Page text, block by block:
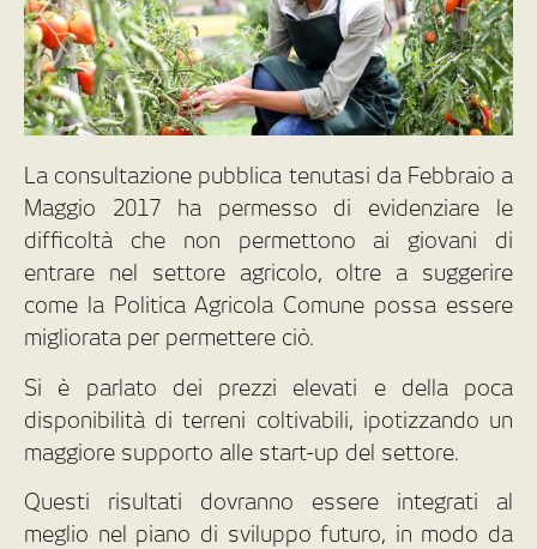
La consultazione pubblica tenutasi da Febbraio a
Maggio 2017 ha permesso di evidenziare le
difficoltà che non permettono ai giovani di
entrare nel settore agricolo, oltre a suggerire
come la Politica Agricola Comune possa essere
migliorata per permettere ciò.
Si è parlato dei prezzi elevati e della poca
disponibilità di terreni coltivabili, ipotizzando un
maggiore supporto alle start-up del settore.
Questi risultati dovranno essere integrati al
meglio nel piano di sviluppo futuro, in modo da